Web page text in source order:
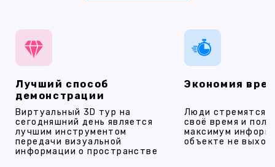
Лучший способ
демонстрации
Виртуальный 3D тур на
сегодняшний день является
лучшим инструментом
передачи визуальной
информации о пространстве
Экономия
Люди стремятся
своё время и
максимум
объекте не